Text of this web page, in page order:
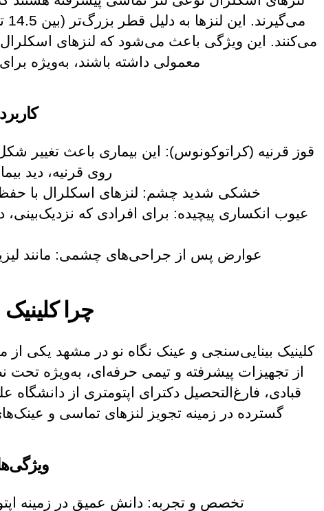
می‌کنند. این ویژگی باعث می‌شود که لنزهای اسکلرال
معمولی داشته باشند، به‌ویژه
قوز قرنیه (کراتوکونوس): این بیماری باعث تغییر
روی قرنیه، دید
خشکی شدید چشم: لنزهای اسکلرال با
عیوب انکساری پیچیده: برای افرادی که نزدیک‌بینی،
عوارض پس از جراحی‌های چشمی: مانند
چرا
کلینیک بینایی‌سنجی و عینک نگاه نو در مشهد یکی
از تجهیزات پیشرفته و تیمی حرفه‌ای، به‌ویژه تحت
قبادی، فارغ‌التحصیل دکترای اپتومتری از
گسترده در زمینه تجویز لنزهای تماسی و
تخصص و تجربه: دانش عمیق در زمینه